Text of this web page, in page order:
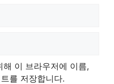
이 브라우저에 이름,
를 저장합니다.